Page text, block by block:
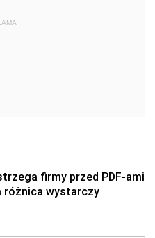
firmy przed PDF-ami
różnica wystarczy